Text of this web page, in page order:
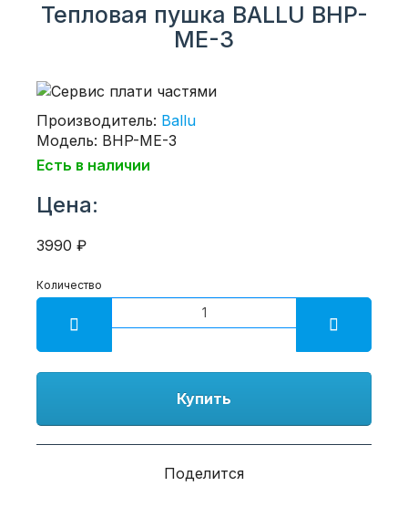
Тепловая пушка BALLU BHP-
ME-3
Производитель: Ballu
Модель: BHP-ME-3
Есть в наличии
Цена:
3990 ₽
Количество
Купить
Поделится